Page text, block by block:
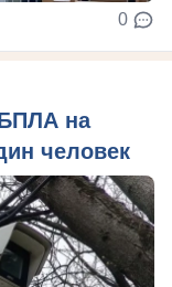
0
БПЛА на
человек